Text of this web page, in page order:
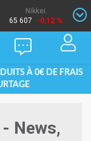
Nikkei
65 607
-0,12 %
À 0€ DE FRAIS
News,